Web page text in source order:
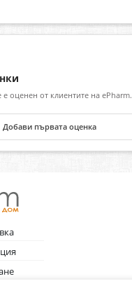
оценен от клиентите на ePharm.
Добави първата оценка